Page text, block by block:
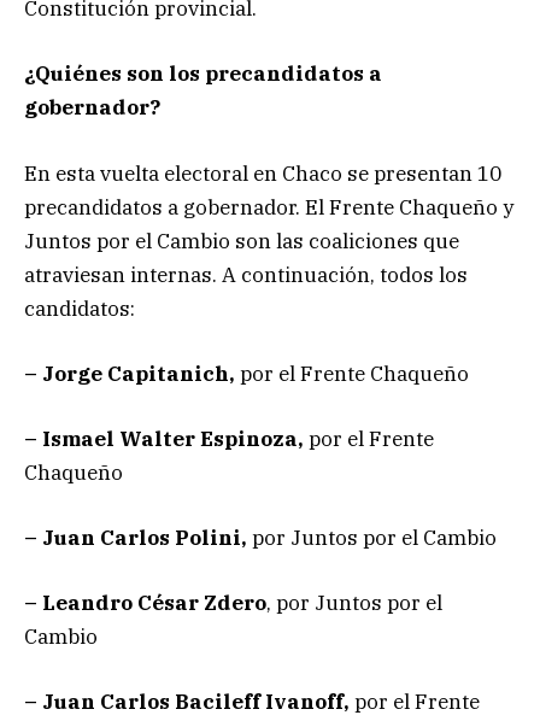
Constitución provincial.
¿Quiénes son los precandidatos a
gobernador?
En esta vuelta electoral en Chaco se presentan 10
precandidatos a gobernador. El Frente Chaqueño y
Juntos por el Cambio son las coaliciones que
atraviesan internas. A continuación, todos los
candidatos:
– Jorge Capitanich, por el Frente Chaqueño
– Ismael Walter Espinoza, por el Frente
Chaqueño
– Juan Carlos Polini, por Juntos por el Cambio
– Leandro César Zdero, por Juntos por el
Cambio
– Juan Carlos Bacileff Ivanoff, por el Frente